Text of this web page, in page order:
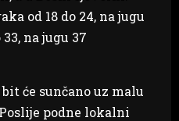
od 18 do 24, na jugu
na jugu 37
će sunčano uz malu
podne lokalni